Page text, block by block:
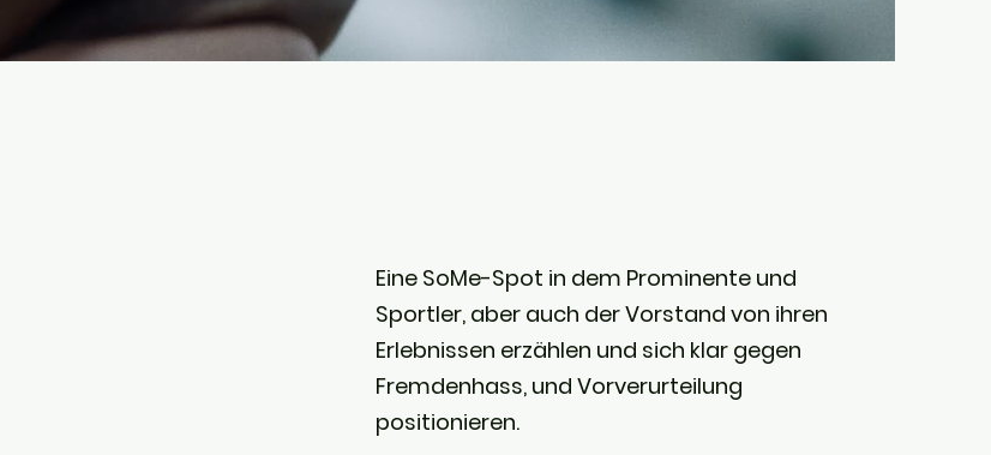
Eine SoMe-Spot in dem Prominente und
Sportler, aber auch der Vorstand von ihren
Erlebnissen erzählen und sich klar gegen
Fremdenhass, und Vorverurteilung
positionieren.